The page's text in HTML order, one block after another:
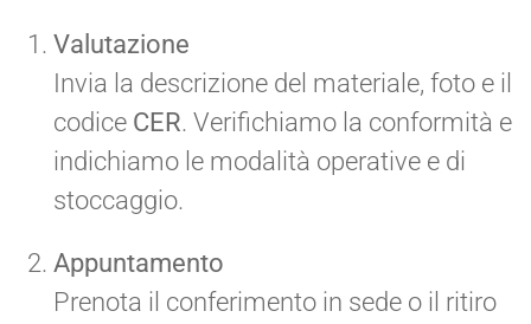
Valutazione
Invia la descrizione del materiale, foto e il
codice CER. Verifichiamo la conformità e
indichiamo le modalità operative e di
stoccaggio.
Appuntamento
Prenota il conferimento in sede o il ritiro